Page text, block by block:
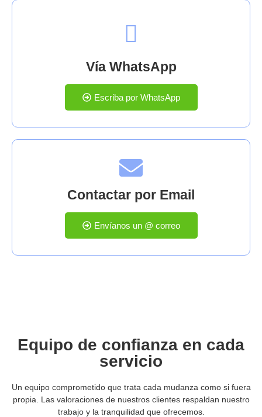
Vía WhatsApp
Escriba por WhatsApp
Contactar por Email
Envíanos un @ correo
Equipo de confianza en cada
servicio
Un equipo comprometido que trata cada mudanza como si fuera
propia. Las valoraciones de nuestros clientes respaldan nuestro
trabajo y la tranquilidad que ofrecemos.